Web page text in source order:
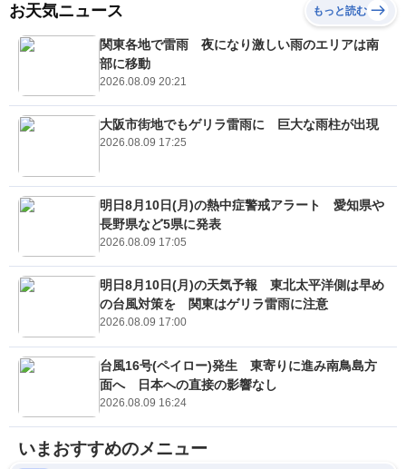
お天気ニュース もっと読む
関東各地で雷雨 夜になり激しい雨のエリアは南
部に移動
2026.08.09 20:21
大阪市街地でもゲリラ雷雨に 巨大な雨柱が出現
2026.08.09 17:25
明日8月10日(月)の熱中症警戒アラート 愛知県や
長野県など5県に発表
2026.08.09 17:05
明日8月10日(月)の天気予報 東北太平洋側は早め
の台風対策を 関東はゲリラ雷雨に注意
2026.08.09 17:00
台風16号(ペイロー)発生 東寄りに進み南鳥島方
面へ 日本への直接の影響なし
2026.08.09 16:24
いまおすすめのメニュー